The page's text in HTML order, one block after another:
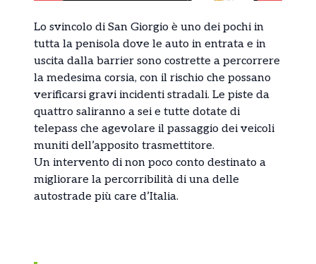
Lo svincolo di San Giorgio è uno dei pochi in
tutta la penisola dove le auto in entrata e in
uscita dalla barrier sono costrette a percorrere
la medesima corsia, con il rischio che possano
verificarsi gravi incidenti stradali. Le piste da
quattro saliranno a sei e tutte dotate di
telepass che agevolare il passaggio dei veicoli
muniti dell’apposito trasmettitore.
Un intervento di non poco conto destinato a
migliorare la percorribilità di una delle
autostrade più care d’Italia.